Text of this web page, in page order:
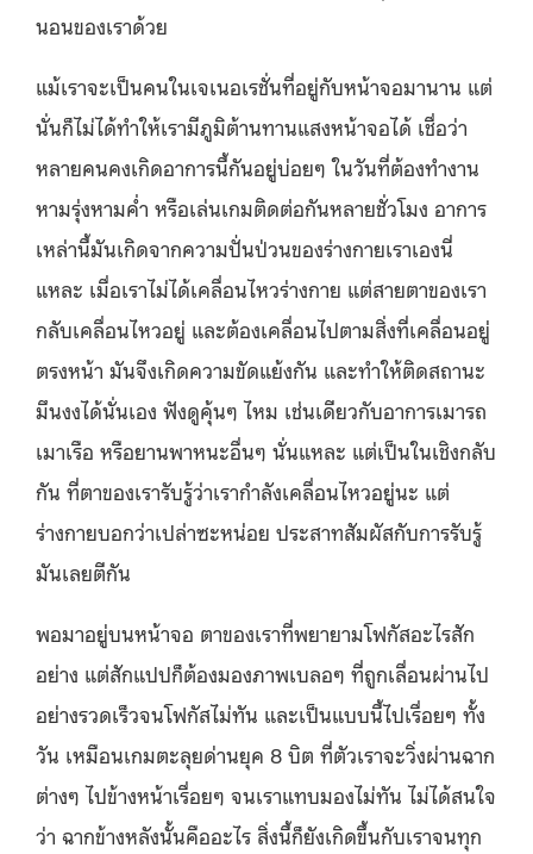
นอนของเราด้วย
แม้เราจะเป็นคนในเจเนอเรชั่นที่อยู่กับหน้าจอมานาน แต่
นั่นก็ไม่ได้ทำให้เรามีภูมิต้านทานแสงหน้าจอได้ เชื่อว่า
หลายคนคงเกิดอาการนี้กันอยู่บ่อยๆ ในวันที่ต้องทำงาน
หามรุ่งหามค่ำ หรือเล่นเกมติดต่อกันหลายชั่วโมง อาการ
เหล่านี้มันเกิดจากความปั่นป่วนของร่างกายเราเองนี่
แหละ เมื่อเราไม่ได้เคลื่อนไหวร่างกาย แต่สายตาของเรา
กลับเคลื่อนไหวอยู่ และต้องเคลื่อนไปตามสิ่งที่เคลื่อนอยู่
ตรงหน้า มันจึงเกิดความขัดแย้งกัน และทำให้ติดสถานะ
มึนงงได้นั่นเอง ฟังดูคุ้นๆ ไหม เช่นเดียวกับอาการเมารถ
เมาเรือ หรือยานพาหนะอื่นๆ นั่นแหละ แต่เป็นในเชิงกลับ
กัน ที่ตาของเรารับรู้ว่าเรากำลังเคลื่อนไหวอยู่นะ แต่
ร่างกายบอกว่าเปล่าซะหน่อย ประสาทสัมผัสกับการรับรู้
มันเลยตีกัน
พอมาอยู่บนหน้าจอ ตาของเราที่พยายามโฟกัสอะไรสัก
อย่าง แต่สักแปปก็ต้องมองภาพเบลอๆ ที่ถูกเลื่อนผ่านไป
อย่างรวดเร็วจนโฟกัสไม่ทัน และเป็นแบบนี้ไปเรื่อยๆ ทั้ง
วัน เหมือนเกมตะลุยด่านยุค 8 บิต ที่ตัวเราจะวิ่งผ่านฉาก
ต่างๆ ไปข้างหน้าเรื่อยๆ จนเราแทบมองไม่ทัน ไม่ได้สนใจ
ว่า ฉากข้างหลังนั้นคืออะไร สิ่งนี้ก็ยังเกิดขึ้นกับเราจนทุก